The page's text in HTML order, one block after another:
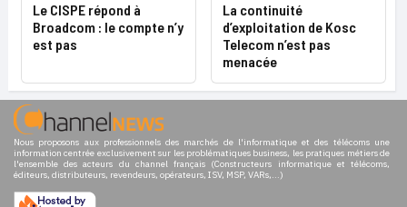
Le CISPE répond à
Broadcom : le compte n’y
est pas
La continuité
d’exploitation de Kosc
Telecom n’est pas
menacée
Nous proposons aux professionnels des marchés de l'informatique et des télécoms une
information centrée exclusivement sur les problématiques business, les pratiques métiers de
l'ensemble des acteurs du channel français (Constructeurs informatique et télécoms,
éditeurs, distributeurs, revendeurs, opérateurs, ISV, MSP, VARs,...)